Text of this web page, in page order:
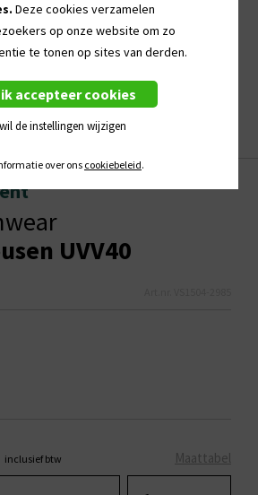
UVV40
Maattabel
inclusief btw
Deze cookies verzamelen
op onze website om zo
te tonen op sites van derden.
accepteer cookies
de instellingen wijzigen
over ons cookiebeleid.